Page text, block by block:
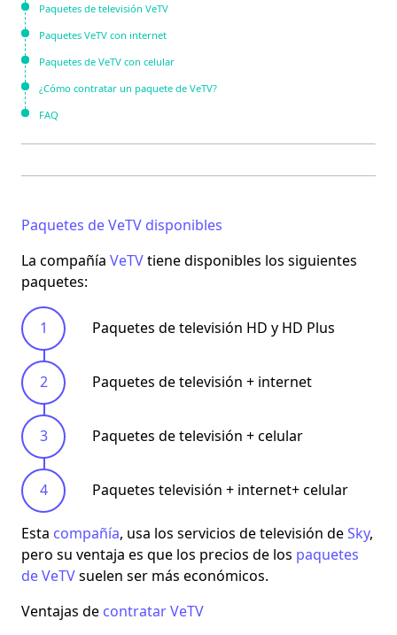
Paquetes de televisión VeTV
Paquetes VeTV con internet
Paquetes de VeTV con celular
¿Cómo contratar un paquete de VeTV?
FAQ
Paquetes de VeTV disponibles
La compañía VeTVtiene disponibles los siguientes
paquetes:
Paquetes de televisión HD y HD Plus
Paquetes de televisión + internet
Paquetes de televisión + celular
Paquetes televisión + internet+ celular
Esta compañía, usa los servicios de televisión deSky,
pero su ventaja es que los precios de los paquetes
de VeTVsuelen ser más económicos.
Ventajas de contratar VeTV